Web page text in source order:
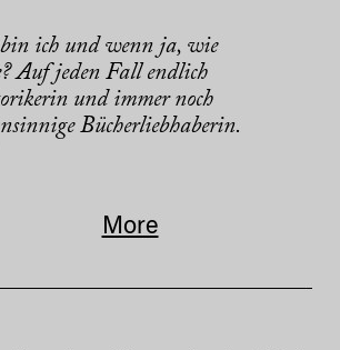
bin ich und wenn ja, wie
Auf jeden Fall endlich
und immer noch
Bücherliebhaberin.
More